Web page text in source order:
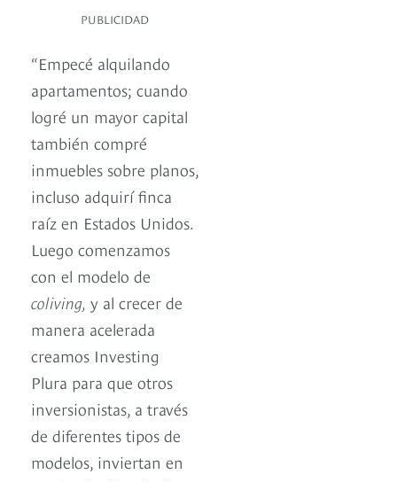
PUBLICIDAD
“Empecé alquilando
apartamentos; cuando
logré un mayor capital
también compré
inmuebles sobre planos,
incluso adquirí finca
raíz en Estados Unidos.
Luego comenzamos
con el modelo de
coliving, y al crecer de
manera acelerada
creamos Investing
Plura para que otros
inversionistas, a través
de diferentes tipos de
modelos, inviertan en